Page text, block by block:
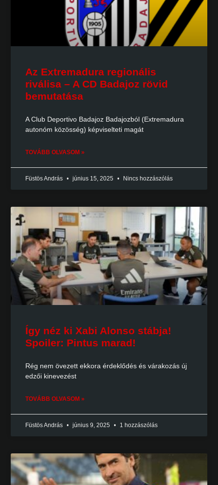
Az Extremadura regionális
riválisa – A CD Badajoz rövid
bemutatása
A Club Deportivo Badajoz Badajozból (Extremadura
autonóm közösség) képviselteti magát
TOVÁBB OLVASOM »
Füstös András június 15, 2025 Nincs hozzászólás
Így néz ki Xabi Alonso stábja!
Spoiler: Pintus marad!
Rég nem övezett ekkora érdeklődés és várakozás új
edzői kinevezést
TOVÁBB OLVASOM »
Füstös András június 9, 2025 1 hozzászólás